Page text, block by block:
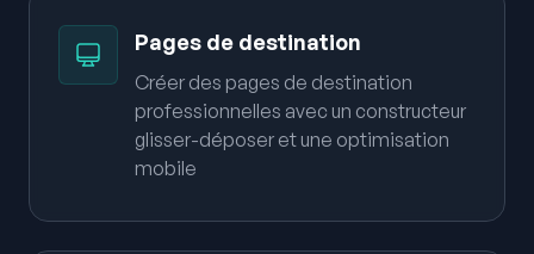
Pages de destination
Créer des pages de destination
professionnelles avec un constructeur
glisser-déposer et une optimisation
mobile